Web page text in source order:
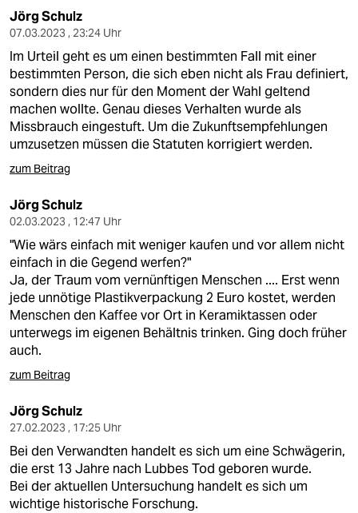
Jörg Schulz
07.03.2023 , 23:24 Uhr
Im Urteil geht es um einen bestimmten Fall mit einer
bestimmten Person, die sich eben nicht als Frau definiert,
sondern dies nur für den Moment der Wahl geltend
machen wollte. Genau dieses Verhalten wurde als
Missbrauch eingestuft. Um die Zukunftsempfehlungen
umzusetzen müssen die Statuten korrigiert werden.
zum Beitrag
Jörg Schulz
02.03.2023 , 12:47 Uhr
"Wie wärs einfach mit weniger kaufen und vor allem nicht
einfach in die Gegend werfen?"
Ja, der Traum vom vernünftigen Menschen .... Erst wenn
jede unnötige Plastikverpackung 2 Euro kostet, werden
Menschen den Kaffee vor Ort in Keramiktassen oder
unterwegs im eigenen Behältnis trinken. Ging doch früher
auch.
zum Beitrag
Jörg Schulz
27.02.2023 , 17:25 Uhr
Bei den Verwandten handelt es sich um eine Schwägerin,
die erst 13 Jahre nach Lubbes Tod geboren wurde.
Bei der aktuellen Untersuchung handelt es sich um
wichtige historische Forschung.